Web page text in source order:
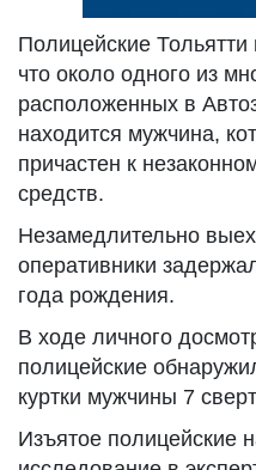
Полицейские
что около одного из
расположенных в
находится мужчина,
причастен к
средств.
Незамедлительно
оперативники
года рождения.
В ходе личного
полицейские
куртки мужчины 7
Изъятое полицейские